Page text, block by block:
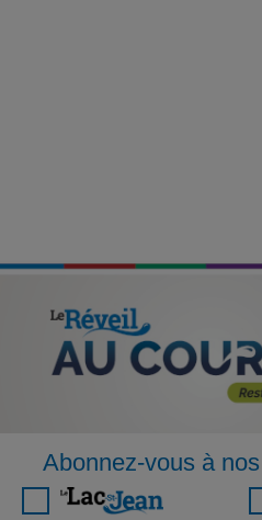
Abonnez-vous à